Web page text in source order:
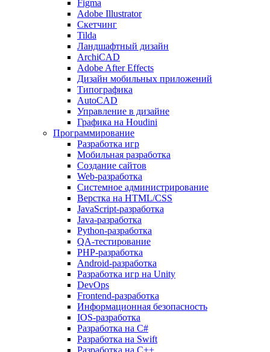
Figma
Adobe Illustrator
Скетчинг
Tilda
Ландшафтный дизайн
ArchiCAD
Adobe After Effects
Дизайн мобильных приложений
Типографика
AutoCAD
Управление в дизайне
Графика на Houdini
Программирование
Разработка игр
Мобильная разработка
Создание сайтов
Web-разработка
Системное администрирование
Верстка на HTML/CSS
JavaScript-разработка
Java-разработка
Python-разработка
QA-тестирование
PHP-разработка
Android-разработка
Разработка игр на Unity
DevOps
Frontend-разработка
Информационная безопасность
IOS-разработка
Разработка на C#
Разработка на Swift
Разработка на C++